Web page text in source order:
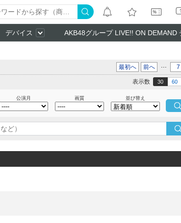
デバイス AKB48グループ LIVE!! ON DEMAND
最初へ 前へ ... 7
表示数 30 60
公演月 画質 並び替え